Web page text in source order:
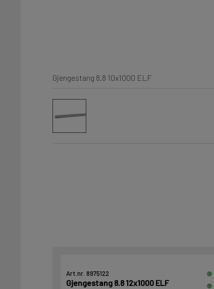
Gjengestang 8.8 10x1000 ELF
Art.nr. 8975122
Gjengestang 8.8 12x1000 ELF